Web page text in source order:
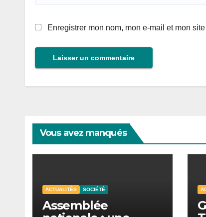
Enregistrer mon nom, mon e-mail et mon
Vous avez manqués
ACTUALITÉS SOCIÉTÉ
Assemblée